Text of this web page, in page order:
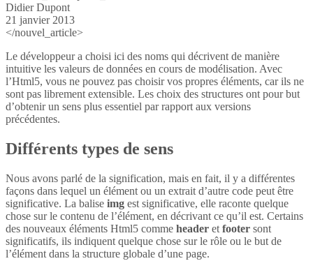
Didier Dupont
21 janvier 2013
</nouvel_article>
Le développeur a choisi ici des noms qui décrivent de manière
intuitive les valeurs de données en cours de modélisation. Avec
l’Html5, vous ne pouvez pas choisir vos propres éléments, car ils ne
sont pas librement extensible. Les choix des structures ont pour but
d’obtenir un sens plus essentiel par rapport aux versions
précédentes.
Différents types de sens
Nous avons parlé de la signification, mais en fait, il y a différentes
façons dans lequel un élément ou un extrait d’autre code peut être
significative. La balise img est significative, elle raconte quelque
chose sur le contenu de l’élément, en décrivant ce qu’il est. Certains
des nouveaux éléments Html5 comme header et footer sont
significatifs, ils indiquent quelque chose sur le rôle ou le but de
l’élément dans la structure globale d’une page.